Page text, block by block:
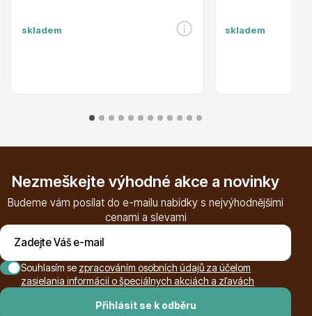
Ovocné stromy
Okrasné trávy
skladem skladem
Nezmeškejte výhodné akce a novinky
Budeme vám posílat do e-mailu nabídky s nejvýhodnějšími
cenami a slevami
Přihlásit se k odběru
Souhlasím se zpracováním osobních údajů za účelom
zasielania informácií o špeciálnych akciách a zľavách